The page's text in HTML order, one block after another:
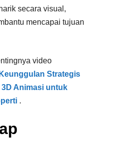
secara visual,
mencapai tujuan
video
Strategis
Animasi untuk
.